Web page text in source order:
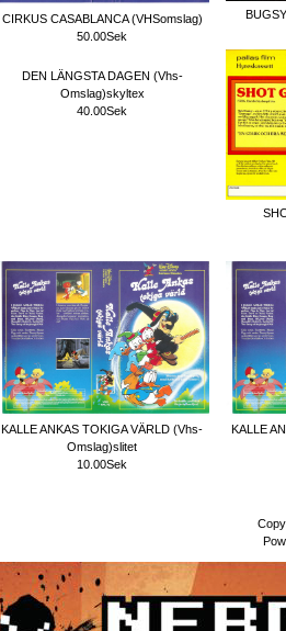
CIRKUS CASABLANCA (VHSomslag)
50.00Sek
DEN LÄNGSTA DAGEN (Vhs-
Omslag)skyltex
40.00Sek
KALLE ANKAS TOKIGA VÄRLD (Vhs-
Omslag)slitet
10.00Sek
KALLE